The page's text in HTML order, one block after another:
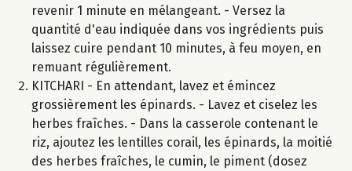
revenir 1 minute en mélangeant. - Versez la
quantité d'eau indiquée dans vos ingrédients puis
laissez cuire pendant 10 minutes, à feu moyen, en
remuant régulièrement.
KITCHARI - En attendant, lavez et émincez
grossièrement les épinards. - Lavez et ciselez les
herbes fraîches. - Dans la casserole contenant le
riz, ajoutez les lentilles corail, les épinards, la moitié
des herbes fraîches, le cumin, le piment (dosez